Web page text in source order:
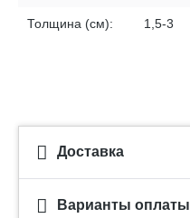
Толщина (см): 1,5-3
Доставка
Варианты оплаты